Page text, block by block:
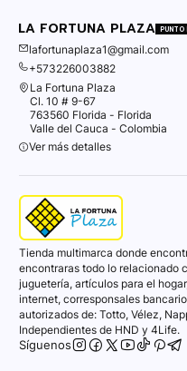
LA FORTUNA PLAZA PUNTO
lafortunaplaza1@gmail.com
+573226003882
La Fortuna Plaza
Cl. 10 # 9-67
763560 Florida - Florida
Valle del Cauca - Colombia
Ver más detalles
Tienda multimarca donde
encontraras todo lo relacionado
juguetería, artículos para el
internet, corresponsales
autorizados de: Totto, Vélez,
Independientes de HND y 4Life.
Síguenos